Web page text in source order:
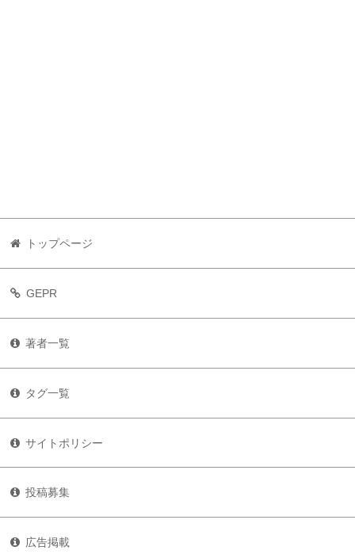
トップページ
GEPR
著者一覧
タグ一覧
サイトポリシー
投稿募集
広告掲載